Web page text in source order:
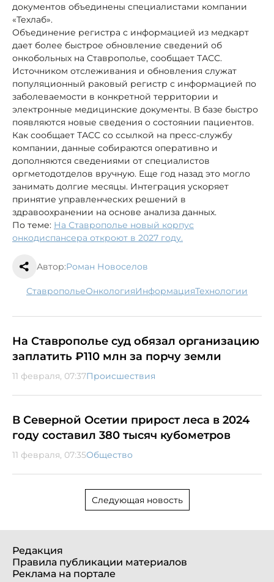
документов объединены специалистами компании
«Техлаб».
Объединение регистра с информацией из медкарт
дает более быстрое обновление сведений об
онкобольных на Ставрополье, сообщает ТАСС.
Источником отслеживания и обновления служат
популяционный раковый регистр с информацией по
заболеваемости в конкретной территории и
электронные медицинские документы. В базе быстро
появляются новые сведения о состоянии пациентов.
Как сообщает ТАСС со ссылкой на пресс-службу
компании, данные собираются оперативно и
дополняются сведениями от специалистов
оргметодотделов вручную. Еще год назад это могло
занимать долгие месяцы. Интеграция ускоряет
принятие управленческих решений в
здравоохранении на основе анализа данных.
По теме: На Ставрополье новый корпус
онкодиспансера откроют в 2027 году.
Автор:Роман Новоселов
Ставрополье онкология информация технологии
На Ставрополье суд обязал организацию
заплатить ₽110 млн за порчу земли
11 февраля, 07:37Происшествия
В Северной Осетии прирост леса в 2024
году составил 380 тысяч кубометров
11 февраля, 07:35Общество
Следующая новость
Редакция
Правила публикации материалов
Реклама на портале